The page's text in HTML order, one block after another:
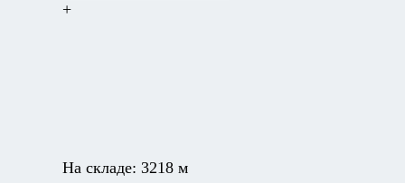
+
На складе: 3218 м